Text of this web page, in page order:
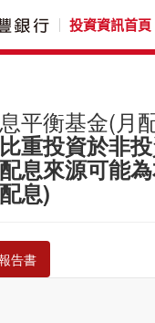
投資資訊首頁